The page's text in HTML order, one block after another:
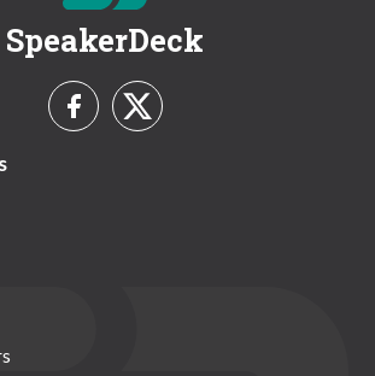
SpeakerDeck